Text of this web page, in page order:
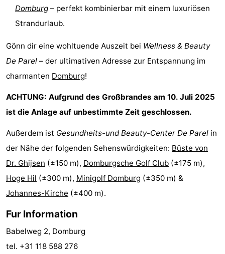
Spielplätze
Spielplätze
Bowling
-
&
Städte
Natur
Führungen
Sport
-
Schwimmbader
-
Radfahren
-
Domburg – perfekt kombinierbar mit einem luxuriösen
Strandurlaub.
Gönn dir eine wohltuende Auszeit bei Wellness & Beauty
De Parel – der ultimativen Adresse zur Entspannung im
charmanten Domburg!
ACHTUNG: Aufgrund des Großbrandes am 10. Juli 2025
ist die Anlage auf unbestimmte Zeit geschlossen.
Außerdem ist Gesundheits-und Beauty-Center De Parel in
der Nähe der folgenden Sehenswürdigkeiten: Büste von
Dr. Ghijsen (±150 m), Domburgsche Golf Club (±175 m),
Hoge Hil (±300 m), Minigolf Domburg (±350 m) &
Johannes-Kirche (±400 m).
Fur Information
Babelweg 2, Domburg
tel. +31 118 588 276